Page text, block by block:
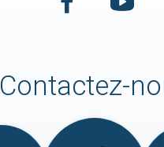
Contactez-